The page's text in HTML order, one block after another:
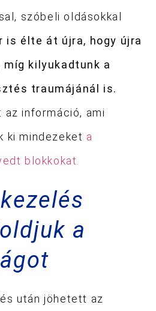
szóbeli oldásokkal
is élte át újra, hogy újra
kilyukadtunk a
traumájánál is.
információ, ami
ki mindezeket a
blokkokat.
a
után jöhetett az